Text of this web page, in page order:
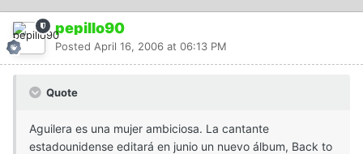
pepillo90
Posted April 16, 2006 at 06:13 PM
Quote
Aguilera es una mujer ambiciosa. La cantante
estadounidense editará en junio un nuevo álbum, Back to